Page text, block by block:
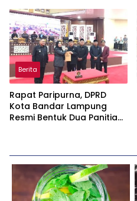
Berita
Rapat Paripurna, DPRD
Kota Bandar Lampung
Resmi Bentuk Dua Panitia